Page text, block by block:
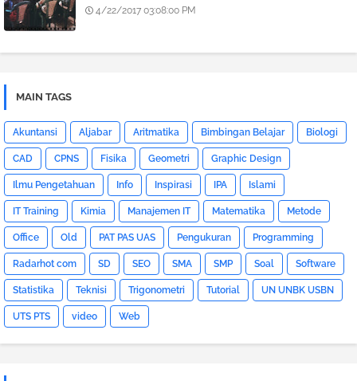
4/22/2017 03:08:00 PM
MAIN TAGS
Akuntansi Aljabar Aritmatika Bimbingan Belajar Biologi
CAD CPNS Fisika Geometri Graphic Design
Ilmu Pengetahuan Info Inspirasi IPA Islami
IT Training Kimia Manajemen IT Matematika Metode
Office Old PAT PAS UAS Pengukuran Programming
Radarhot com SD SEO SMA SMP Soal Software
Statistika Teknisi Trigonometri Tutorial UN UNBK USBN
UTS PTS video Web